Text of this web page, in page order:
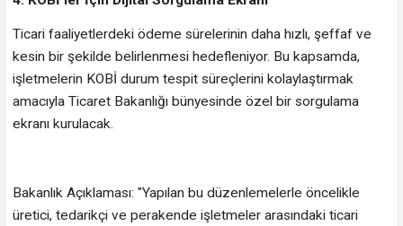
Ticari faaliyetlerdeki ödeme sürelerinin daha hızlı, şeffaf ve
kesin bir şekilde belirlenmesi hedefleniyor. Bu kapsamda,
işletmelerin KOBİ durum tespit süreçlerini kolaylaştırmak
amacıyla Ticaret Bakanlığı bünyesinde özel bir sorgulama
ekranı kurulacak.
Bakanlık Açıklaması: "Yapılan bu düzenlemelerle öncelikle
üretici, tedarikçi ve perakende işletmeler arasındaki ticari